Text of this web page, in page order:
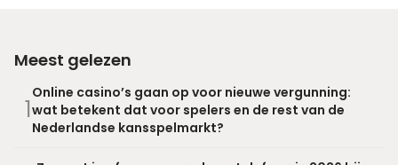
Meest gelezen
1
Online casino’s gaan op voor nieuwe vergunning:
wat betekent dat voor spelers en de rest van de
Nederlandse kansspelmarkt?